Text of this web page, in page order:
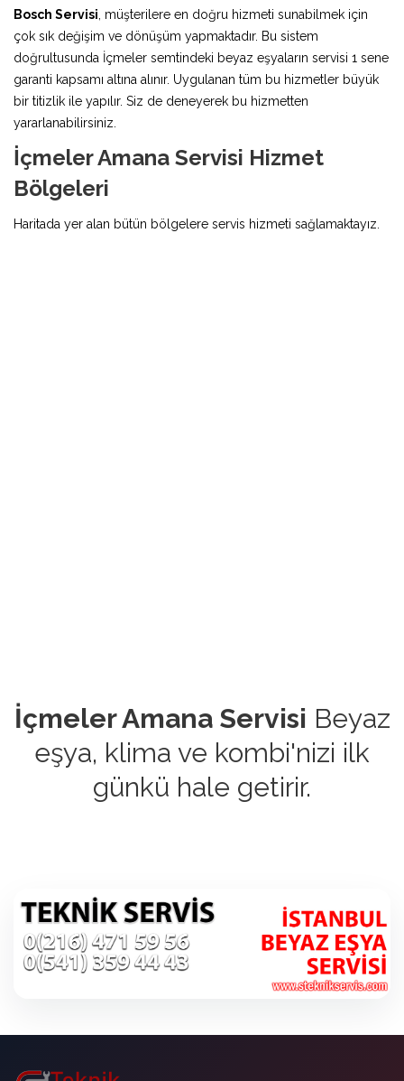
Bosch Servisi , müşterilere en doğru hizmeti sunabilmek için
çok sık değişim ve dönüşüm yapmaktadır. Bu sistem
doğrultusunda İçmeler semtindeki beyaz eşyaların servisi 1 sene
garanti kapsamı altına alınır. Uygulanan tüm bu hizmetler büyük
bir titizlik ile yapılır. Siz de deneyerek bu hizmetten
yararlanabilirsiniz.
İçmeler Amana Servisi Hizmet
Bölgeleri
Haritada yer alan bütün bölgelere servis hizmeti sağlamaktayız.
İçmeler Amana Servisi Beyaz
eşya, klima ve kombi'nizi ilk
günkü hale getirir.